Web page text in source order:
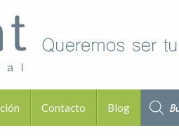
Contacto Blog